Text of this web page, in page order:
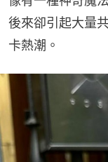
後來卻引起大量
卡熱潮。